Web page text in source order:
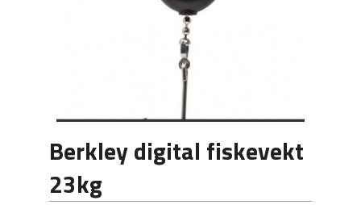
Berkley digital fiskevekt
23kg